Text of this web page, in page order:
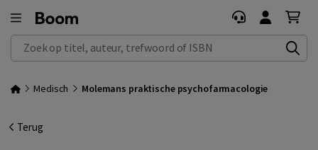
Zoek op titel, auteur, trefwoord of ISBN
Medisch Molemans praktische psychofarmacologie
Terug